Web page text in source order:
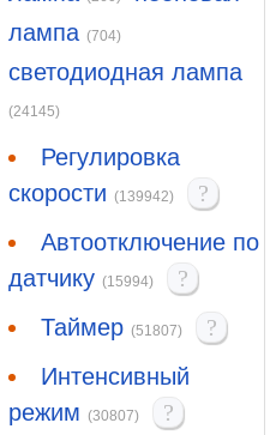
лампа (704)
светодиодная лампа
(24145)
Регулировка
скорости (139942)
?
Автоотключение по
датчику (15994)
?
Таймер (51807)
?
Интенсивный
режим (30807)
?